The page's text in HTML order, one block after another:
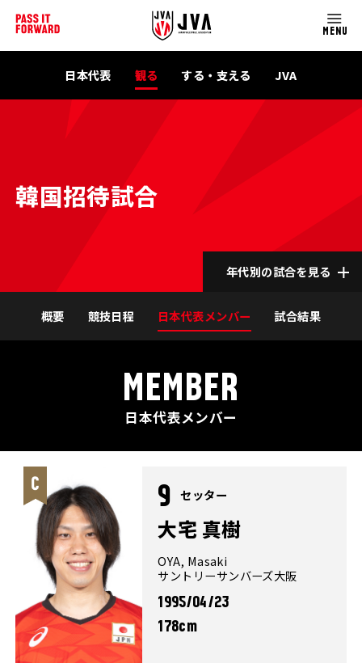
MENU
日本代表 観る する・支える JVA
韓国招待試合
年代別の試合を見る
概要 競技日程 日本代表メンバー 試合結果
MEMBER
日本代表メンバー
9 セッター
大宅 真樹
OYA, Masaki
サントリーサンバーズ大阪
1995/04/23
178cm